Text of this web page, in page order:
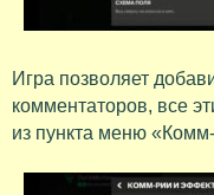
Игра позволяет
комментаторов, все
из пункта меню